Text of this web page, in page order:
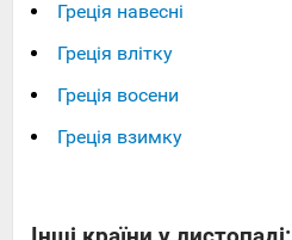
Греція навесні
Греція влітку
Греція восени
Греція взимку